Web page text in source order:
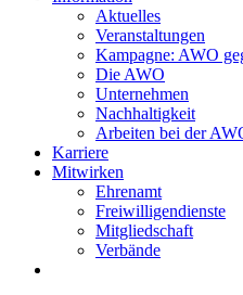
Aktuelles
Veranstaltungen
Kampagne: AWO
Die AWO
Unternehmen
Nachhaltigkeit
Arbeiten bei der
Karriere
Mitwirken
Ehrenamt
Freiwilligendienste
Mitgliedschaft
Verbände